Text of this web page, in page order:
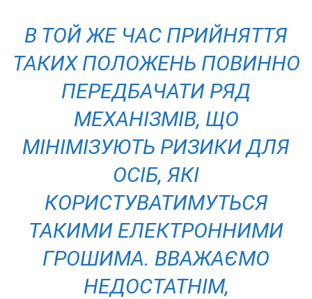
В ТОЙ ЖЕ ЧАС ПРИЙНЯТТЯ
ТАКИХ ПОЛОЖЕНЬ ПОВИННО
ПЕРЕДБАЧАТИ РЯД
МЕХАНІЗМІВ, ЩО
МІНІМІЗУЮТЬ РИЗИКИ ДЛЯ
ОСІБ, ЯКІ
КОРИСТУВАТИМУТЬСЯ
ТАКИМИ ЕЛЕКТРОННИМИ
ГРОШИМА. ВВАЖАЄМО
НЕДОСТАТНІМ,